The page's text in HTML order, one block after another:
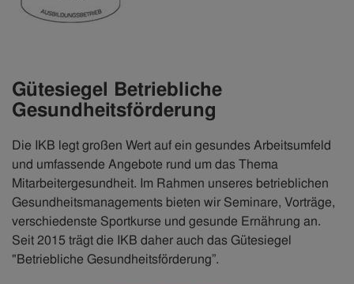
Gütesiegel Betriebliche
Gesundheitsförderung
Die IKB legt großen Wert auf ein gesundes Arbeitsumfeld
und umfassende Angebote rund um das Thema
Mitarbeitergesundheit. Im Rahmen unseres betrieblichen
Gesundheitsmanagements bieten wir Seminare, Vorträge,
verschiedenste Sportkurse und gesunde Ernährung an.
Seit 2015 trägt die IKB daher auch das Gütesiegel
"Betriebliche Gesundheitsförderung”.